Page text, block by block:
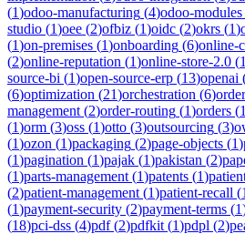
(1)odoo-manufacturing (4)odoo-modules
studio (1)oee (2)ofbiz (1)oidc (2)okrs (1)
(1)on-premises (1)onboarding (6)online-
(2)online-reputation (1)online-store-2.0 (1
source-bi (1)open-source-erp (13)openai
(6)optimization (21)orchestration (6)
management (2)order-routing (1)orders (1
(1)orm (3)oss (1)otto (3)outsourcing (3)
(1)ozon (1)packaging (2)page-objects (1)
(1)pagination (1)pajak (1)pakistan (2)
(1)parts-management (1)patents (1)
(2)patient-management (1)patient-recall (1
(1)payment-security (2)payment-terms (1
(18)pci-dss (4)pdf(2)pdfkit (1)pdpl (2)